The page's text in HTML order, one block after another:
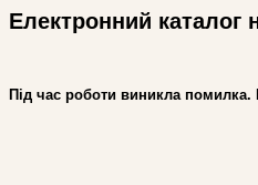
Електронний каталог
Під час роботи виникла помилка.